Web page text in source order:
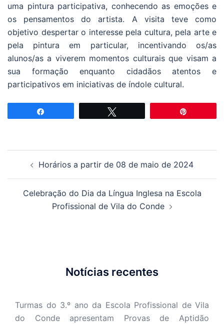
uma pintura participativa, conhecendo as emoções e
os pensamentos do artista. A visita teve como
objetivo despertar o interesse pela cultura, pela arte e
pela pintura em particular, incentivando os/as
alunos/as a viverem momentos culturais que visam a
sua formação enquanto cidadãos atentos e
participativos em iniciativas de índole cultural.
Horários a partir de 08 de maio de 2024
Celebração do Dia da Língua Inglesa na Escola
Profissional de Vila do Conde
Notícias recentes
Turmas do 3.º ano da Escola Profissional de Vila
do Conde apresentam Provas de Aptidão